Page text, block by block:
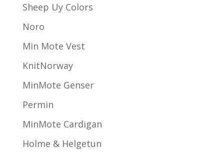
Sheep Uy Colors
Noro
Min Mote Vest
KnitNorway
MinMote Genser
Permin
MinMote Cardigan
Holme & Helgetun